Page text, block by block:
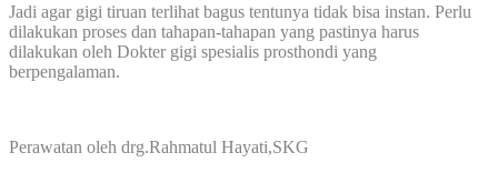
Jadi agar gigi tiruan terlihat bagus tentunya tidak bisa instan. Perlu
dilakukan proses dan tahapan-tahapan yang pastinya harus
dilakukan oleh Dokter gigi spesialis prosthondi yang
berpengalaman.
Perawatan oleh drg.Rahmatul Hayati,SKG